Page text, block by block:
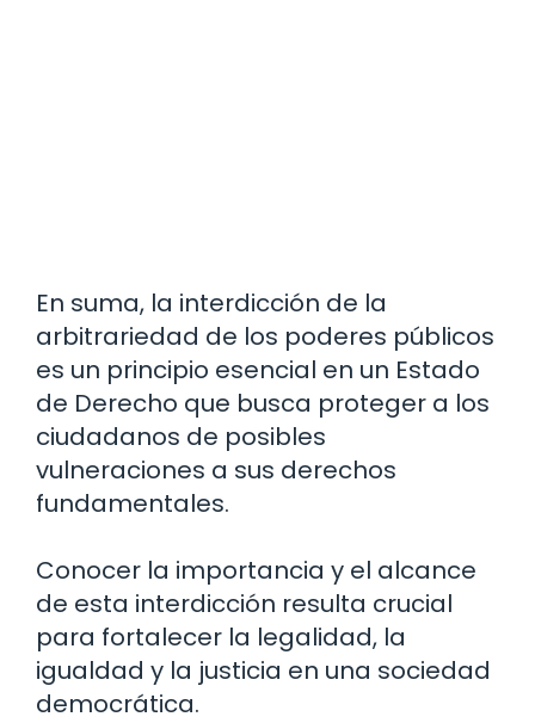
En suma, la interdicción de la
arbitrariedad de los poderes públicos
es un principio esencial en un Estado
de Derecho que busca proteger a los
ciudadanos de posibles
vulneraciones a sus derechos
fundamentales.
Conocer la importancia y el alcance
de esta interdicción resulta crucial
para fortalecer la legalidad, la
igualdad y la justicia en una sociedad
democrática.